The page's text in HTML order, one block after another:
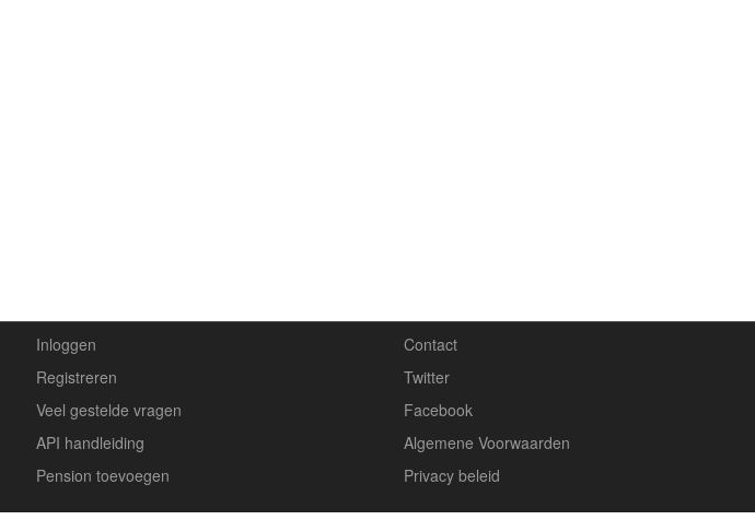
Inloggen
Registreren
Veel gestelde vragen
API handleiding
Pension toevoegen
Contact
Twitter
Facebook
Algemene Voorwaarden
Privacy beleid